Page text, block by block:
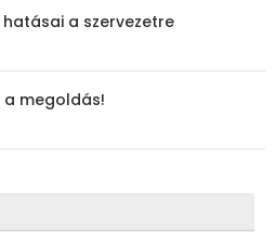
a szervezetre
a megoldás!